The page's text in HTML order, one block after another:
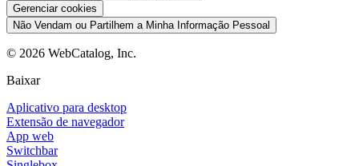
Gerenciar cookies
Não Vendam ou Partilhem a Minha Informação Pessoal
© 2026 WebCatalog, Inc.
Baixar
Aplicativo para desktop
Extensão de navegador
App web
Switchbar